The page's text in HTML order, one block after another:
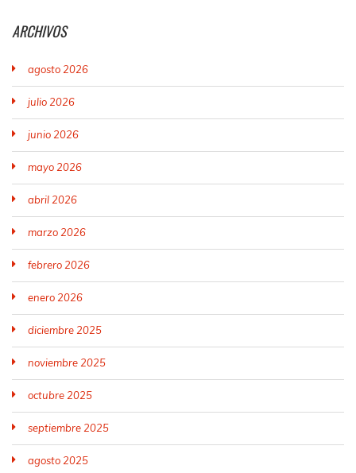
ARCHIVOS
agosto 2026
julio 2026
junio 2026
mayo 2026
abril 2026
marzo 2026
febrero 2026
enero 2026
diciembre 2025
noviembre 2025
octubre 2025
septiembre 2025
agosto 2025